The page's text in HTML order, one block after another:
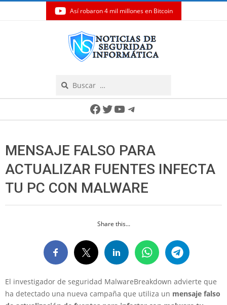
Así robaron 4 mil millones en Bitcoin
Facebook
Twitter
YouTube
Telegram
MENSAJE FALSO PARA
ACTUALIZAR FUENTES INFECTA
TU PC CON MALWARE
Share this...
El investigador de seguridad MalwareBreakdown advierte que
ha detectado una nueva campaña que utiliza un mensaje falso